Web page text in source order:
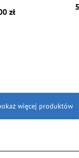
zł
więcej produktów